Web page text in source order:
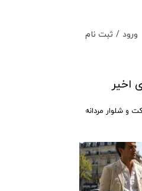
ورود / ثبت نام
اخیر
و شلوار مردانه